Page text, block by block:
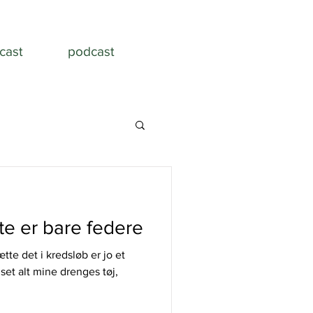
podcast
er bare federe
det i kredsløb er jo et
alt mine drenges tøj,